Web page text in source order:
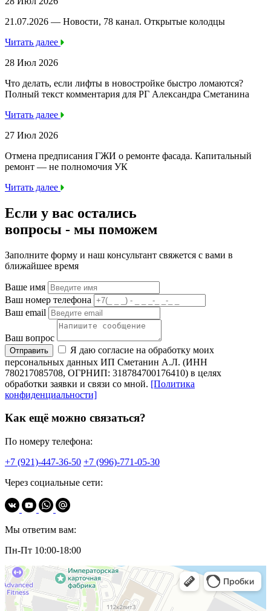
21.07.2026 — Новости, 78 канал. Открытые колодцы
Читать далее
28 Июл 2026
Что делать, если лифты в новостройке быстро ломаются?
Полный текст комментария для РГ Александра Сметанина
Читать далее
27 Июл 2026
Отмена предписания ГЖИ о ремонте фасада. Капитальный
ремонт — не полномочия УК
Читать далее
Если у вас остались
вопросы - мы поможем
Заполните форму и наш консультант свяжется с вами в
ближайшее время
Ваше имя
Ваш номер телефона
Ваш email
Ваш вопрос
Отправить
Я даю согласие на обработку моих
персональных данных ИП Сметанин А.Л. (ИНН
780217085708, ОГРНИП: 318784700176410) в целях
обработки заявки и связи со мной. [Политика
конфиденциальности]
Как ещё можно связаться?
По номеру телефона:
+7 (921)-447-36-50 +7 (996)-771-05-30
Через социальные сети:
Мы ответим вам:
Пн-Пт 10:00-18:00